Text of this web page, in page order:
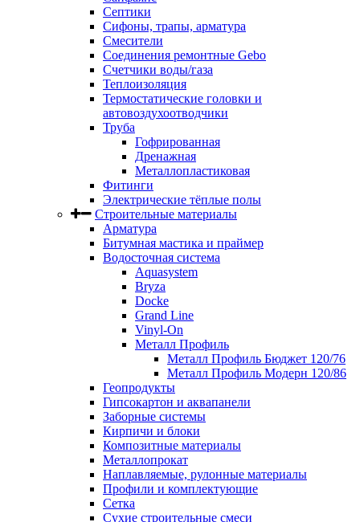
Септики
Сифоны, трапы, арматура
Смесители
Соединения ремонтные Gebo
Счетчики воды/газа
Теплоизоляция
Термостатические головки и
автовоздухоотводчики
Труба
Гофрированная
Дренажная
Металлопластиковая
Фитинги
Электрические тёплые полы
Строительные материалы
Арматура
Битумная мастика и праймер
Водосточная система
Aquasystem
Bryza
Docke
Grand Line
Vinyl-On
Металл Профиль
Металл Профиль Бюджет 120/76
Металл Профиль Модерн 120/86
Геопродукты
Гипсокартон и аквапанели
Заборные системы
Кирпичи и блоки
Композитные материалы
Металлопрокат
Наплавляемые, рулонные материалы
Профили и комплектующие
Сетка
Сухие строительные смеси